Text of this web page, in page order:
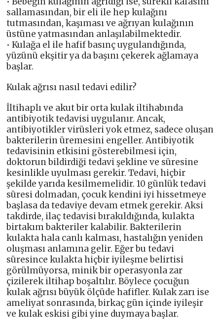
sallamasından, bir eli ile hep kulağını
tutmasından, kaşıması ve ağrıyan kulağının
üstüne yatmasından anlaşılabilmektedir.
• Kulağa el ile hafif basınç uygulandığında,
yüzünü ekşitir ya da başını çekerek ağlamaya
başlar.
Kulak ağrısı nasıl tedavi edilir?
İltihaplı ve akut bir orta kulak iltihabında
antibiyotik tedavisi uygulanır. Ancak,
antibiyotikler virüsleri yok etmez, sadece oluşan
bakterilerin üremesini engeller. Antibiyotik
tedavisinin etkisini gösterebilmesi için,
doktorun bildirdiği tedavi şekline ve süresine
kesinlikle uyulması gerekir. Tedavi, hiçbir
şekilde yarıda kesilmemelidir. 10 günlük tedavi
süresi dolmadan, çocuk kendini iyi hissetmeye
başlasa da tedaviye devam etmek gerekir. Aksi
takdirde, ilaç tedavisi bırakıldığında, kulakta
birtakım bakteriler kalabilir. Bakterilerin
kulakta hala canlı kalması, hastalığın yeniden
oluşması anlamına gelir. Eğer bu tedavi
süresince kulakta hiçbir iyileşme belirtisi
görülmüyorsa, minik bir operasyonla zar
çizilerek iltihap boşaltılır. Böylece çocuğun
kulak ağrısı büyük ölçüde hafifler. Kulak zarı ise
ameliyat sonrasında, birkaç gün içinde iyileşir
ve kulak eskisi gibi yine duymaya başlar.